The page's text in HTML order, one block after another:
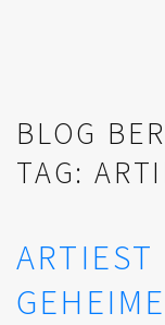
BLOG
TAG: